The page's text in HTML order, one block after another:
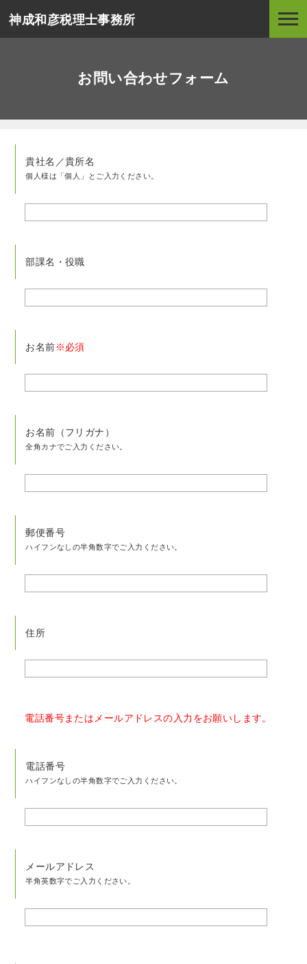
神成和彦税理士事務所
お問い合わせフォーム
貴社名／貴所名
個人様は「個人」とご入力ください。
部課名・役職
お名前※必須
お名前（フリガナ）
全角カナでご入力ください。
郵便番号
ハイフンなしの半角数字でご入力ください。
住所
電話番号またはメールアドレスの入力をお願いします。
電話番号
ハイフンなしの半角数字でご入力ください。
メールアドレス
半角英数字でご入力ください。